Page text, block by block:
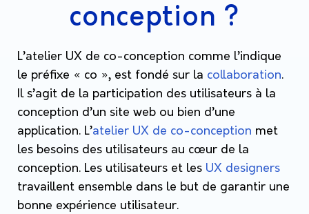
conception ?
L’atelier UX de co-conception comme l’indique
le préfixe « co », est fondé sur la collaboration.
Il s’agit de la participation des utilisateurs à la
conception d’un site web ou bien d’une
application. L’atelier UX de co-conception met
les besoins des utilisateurs au cœur de la
conception. Les utilisateurs et les UX designers
travaillent ensemble dans le but de garantir une
bonne expérience utilisateur.